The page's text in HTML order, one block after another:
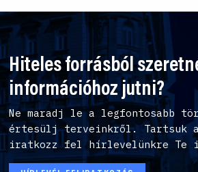
Hiteles forrásból
információhoz jutni?
Ne maradj le a legfontosabb
értesülj terveinkről. Tartsuk
iratkozz fel hírlevelünkre Te